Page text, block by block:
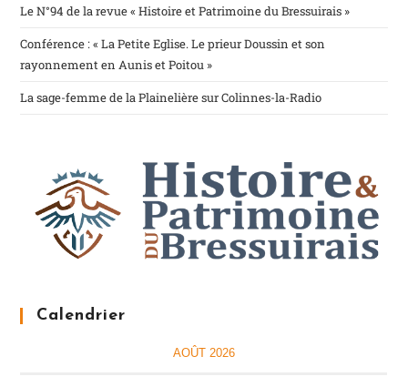
Le N°94 de la revue « Histoire et Patrimoine du Bressuirais »
Conférence : « La Petite Eglise. Le prieur Doussin et son
rayonnement en Aunis et Poitou »
La sage-femme de la Plainelière sur Colinnes-la-Radio
Calendrier
AOÛT 2026